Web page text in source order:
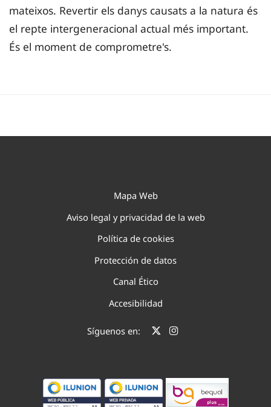
mateixos. Revertir els danys causats a la natura és
el repte intergeneracional actual més important.
És el moment de comprometre's.
Mapa Web
Aviso legal y privacidad de la web
Política de cookies
Protección de datos
Canal Ético
Accesibilidad
Síguenos en: